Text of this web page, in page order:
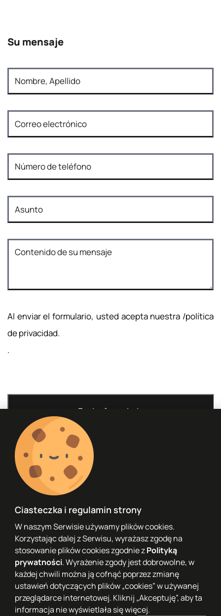
Su mensaje
Al enviar el formulario, usted acepta nuestra /política
de privacidad.
.
KOMES Sp. z o.o.
Warszawska 400, 43-300 Bielsko-Biała
+48 603 080 099
info@koios-mail.pl
Ciasteczka i regulamin strony
W naszym Serwisie używamy plików cookies.
Korzystając dalej z Serwisu, wyrażasz zgodę na
stosowanie plików cookies zgodnie zPolityką
prywatności. Wyrażenie zgody jest dobrowolne, w
każdej chwili można ją cofnąć poprzez zmianę
ustawień dotyczących plików „cookies” w używanej
przeglądarce internetowej. Kliknij „Akceptuję”, aby ta
informacja nie wyświetlała się więcej.